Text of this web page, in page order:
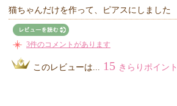
猫ちゃんだけを作って、ピアスにしました
3件のコメントがあります
このレビューは... 15 きらりポイント